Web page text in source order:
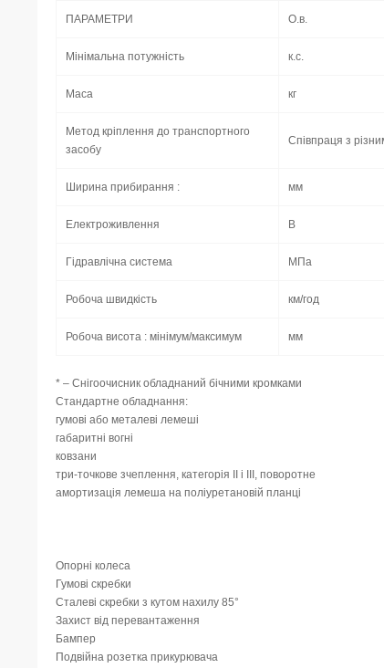
ПАРАМЕТРИ О.в.
Мінімальна потужність к.с.
Маса кг
Метод кріплення до транспортного
засобу
Співпраця з
Ширина прибирання : мм
Електроживлення В
Гідравлічна система МПа
Робоча швидкість км/год
Робоча висота : мінімум/максимум мм
* – Снігоочисник обладнаний бічними кромками
Стандартне обладнання:
гумові або металеві лемеші
габаритні вогні
ковзани
три-точкове зчеплення, категорія II і III, поворотне
амортизація лемеша на поліуретановій планці
Опорні колеса
Гумові скребки
Сталеві скребки з кутом нахилу 85°
Захист від перевантаження
Бампер
Подвійна розетка прикурювача